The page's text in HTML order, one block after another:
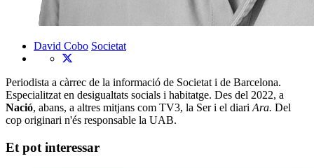
David Cobo Societat
Periodista a càrrec de la informació de Societat i de Barcelona.
Especialitzat en desigualtats socials i habitatge. Des del 2022, a
Nació, abans, a altres mitjans com TV3, la Ser i el diariAra. Del
cop originari n'és responsable la UAB.
Et pot interessar